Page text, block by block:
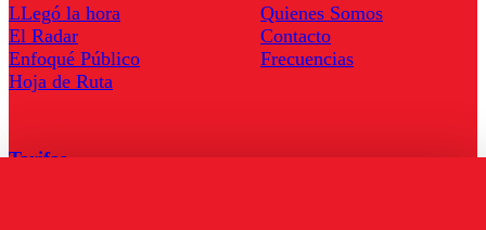
LLegó la hora
El Radar
Enfoqué Público
Hoja de Ruta
Quienes Somos
Contacto
Frecuencias
Tarifas